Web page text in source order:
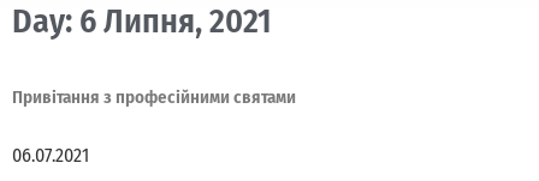
Day: 6 Липня, 2021
Привітання з професійними святами
06.07.2021